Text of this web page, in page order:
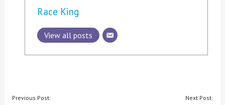
Race King
View all posts
P
Previous Post: Next Post: